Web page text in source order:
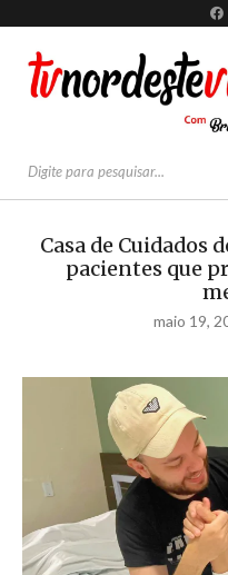
Casa de Cuidados
pacientes que
maio 19,